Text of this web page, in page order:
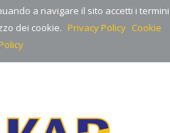
a navigare il sito accetti i termini
dei cookie. Privacy Policy Cookie
Policy